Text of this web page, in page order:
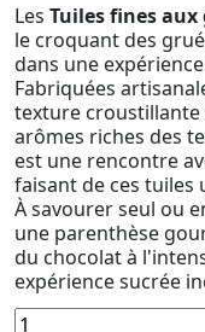
Les Tuiles fines aux
le croquant des
dans une
Fabriquées
texture
arômes riches des
est une rencontre
faisant de ces
À savourer seul ou
une parenthèse
du chocolat à
expérience sucrée